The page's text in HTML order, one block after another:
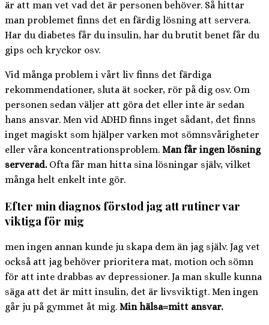
är att man vet vad det är personen behöver. Så hittar
man problemet finns det en färdig lösning att servera.
Har du diabetes får du insulin, har du brutit benet får du
gips och kryckor osv.
Vid många problem i vårt liv finns det färdiga
rekommendationer, sluta ät socker, rör på dig osv. Om
personen sedan väljer att göra det eller inte är sedan
hans ansvar. Men vid ADHD finns inget sådant, det finns
inget magiskt som hjälper varken mot sömnsvårigheter
eller våra koncentrationsproblem. Man får ingen lösning
serverad. Ofta får man hitta sina lösningar själv, vilket
många helt enkelt inte gör.
Efter min diagnos förstod jag att rutiner var
viktiga för mig
men ingen annan kunde ju skapa dem än jag själv. Jag vet
också att jag behöver prioritera mat, motion och sömn
för att inte drabbas av depressioner. Ja man skulle kunna
säga att det är mitt insulin, det är livsviktigt. Men ingen
går ju på gymmet åt mig. Min hälsa=mitt ansvar.